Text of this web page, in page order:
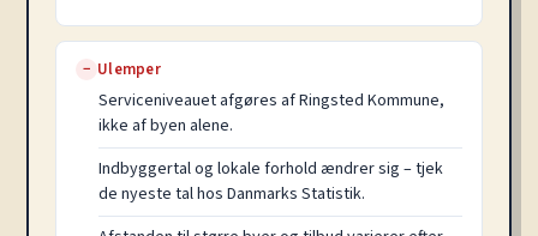
− Ulemper
Serviceniveauet afgøres af Ringsted Kommune,
ikke af byen alene.
Indbyggertal og lokale forhold ændrer sig – tjek
de nyeste tal hos Danmarks Statistik.